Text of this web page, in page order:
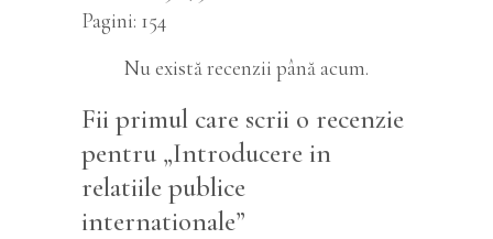
Pagini 154
Nu există recenzii până acum.
Fii primul care scrii o recenzie
pentru „Introducere in
relatiile publice
internationale”